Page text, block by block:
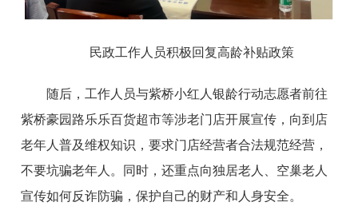
民政工作人员积极回复高龄补贴政策
随后，工作人员与紫桥小红人银龄行动志愿者前往
紫桥豪园路乐乐百货超市等涉老门店开展宣传，向到店
老年人普及维权知识，要求门店经营者合法规范经营，
不要坑骗老年人。同时，还重点向独居老人、空巢老人
宣传如何反诈防骗，保护自己的财产和人身安全。